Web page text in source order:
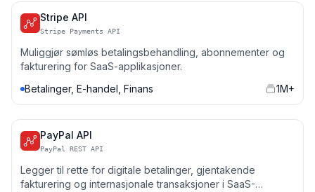
Stripe API
Stripe Payments API
Muliggjør sømløs betalingsbehandling, abonnementer og
fakturering for SaaS-applikasjoner.
Betalinger, E-handel, Finans
1M+
PayPal API
PayPal REST API
Legger til rette for digitale betalinger, gjentakende
fakturering og internasjonale transaksjoner i SaaS-